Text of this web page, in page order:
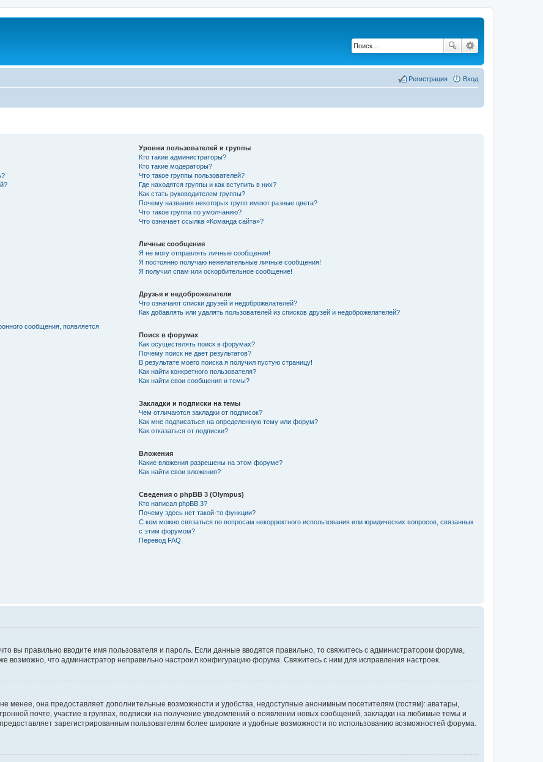
Вход
Регистрация
сообщения, появляется
Уровни пользователей и группы
Кто такие администраторы?
Кто такие модераторы?
Что такое группы пользователей?
Где находятся группы и как вступить в них?
Как стать руководителем группы?
Почему названия некоторых групп имеют разные цвета?
Что такое группа по умолчанию?
Что означает ссылка «Команда сайта»?
Личные сообщения
Я не могу отправлять личные сообщения!
Я постоянно получаю нежелательные личные сообщения!
Я получил спам или оскорбительное сообщение!
Друзья и недоброжелатели
Что означают списки друзей и недоброжелателей?
Как добавлять или удалять пользователей из списков друзей и недоброжелателей?
Поиск в форумах
Как осуществлять поиск в форумах?
Почему поиск не дает результатов?
В результате моего поиска я получил пустую страницу!
Как найти конкретного пользователя?
Как найти свои сообщения и темы?
Закладки и подписки на темы
Чем отличаются закладки от подписок?
Как мне подписаться на определенную тему или форум?
Как отказаться от подписки?
Вложения
Какие вложения разрешены на этом форуме?
Как найти свои вложения?
Сведения о phpBB 3 (Olympus)
Кто написал phpBB 3?
Почему здесь нет такой-то функции?
С кем можно связаться по вопросам некорректного использования или юридических вопросов, связанных
с этим форумом?
Перевод FAQ
вы правильно вводите имя пользователя и пароль. Если данные вводятся правильно, то свяжитесь с администратором форума,
возможно, что администратор неправильно настроил конфигурацию форума. Свяжитесь с ним для исправления настроек.
менее, она предоставляет дополнительные возможности и удобства, недоступные анонимным посетителям (гостям): аватары,
почте, участие в группах, подписки на получение уведомлений о появлении новых сообщений, закладки на любимые темы и
предоставляет зарегистрированным пользователям более широкие и удобные возможности по использованию возможностей форума.